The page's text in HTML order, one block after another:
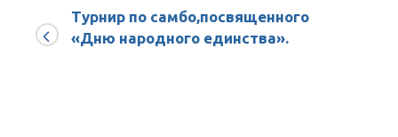
по
баскетболу
Турнир по самбо,посвященного
«Дню народного единства».